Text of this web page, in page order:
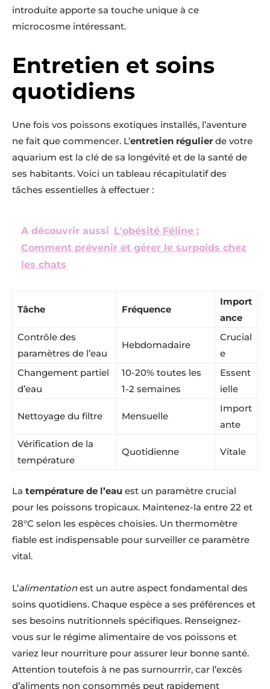
introduite apporte sa touche unique à ce
microcosme intéressant.
Entretien et soins
quotidiens
Une fois vos poissons exotiques installés, l’aventure
ne fait que commencer. L’entretien régulier de votre
aquarium est la clé de sa longévité et de la santé de
ses habitants. Voici un tableau récapitulatif des
tâches essentielles à effectuer :
A découvrir aussi L'obésité Féline :
Comment prévenir et gérer le surpoids chez
les chats
Tâche Fréquence
Import
ance
Contrôle des
paramètres de l’eau
Hebdomadaire
Crucial
e
Changement partiel
d’eau
10-20% toutes les
1-2 semaines
Essent
ielle
Nettoyage du filtre Mensuelle
Import
ante
Vérification de la
température
Quotidienne Vitale
La température de l’eau est un paramètre crucial
pour les poissons tropicaux. Maintenez-la entre 22 et
28°C selon les espèces choisies. Un thermomètre
fiable est indispensable pour surveiller ce paramètre
vital.
L’alimentationest un autre aspect fondamental des
soins quotidiens. Chaque espèce a ses préférences et
ses besoins nutritionnels spécifiques. Renseignez-
vous sur le régime alimentaire de vos poissons et
variez leur nourriture pour assurer leur bonne santé.
Attention toutefois à ne pas surnourrrir, car l’excès
d’aliments non consommés peut rapidement